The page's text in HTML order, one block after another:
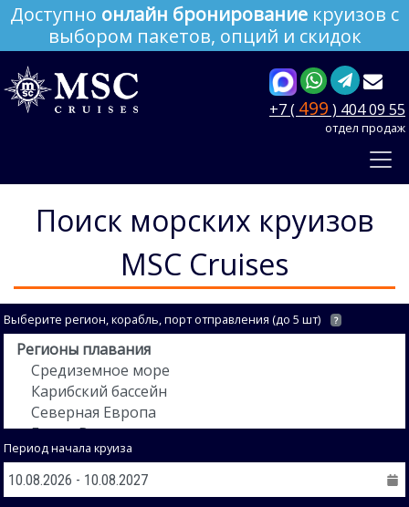
Доступно онлайн бронирование круизов с
выбором пакетов, опций и скидок
+7 ( 499 ) 404 09 55
отдел продаж
Поиск морских круизов
MSC Cruises
Выберите регион, корабль, порт отправления (до 5 шт) ?
Период начала круиза